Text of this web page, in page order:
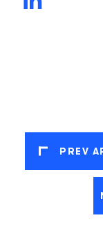
PREV